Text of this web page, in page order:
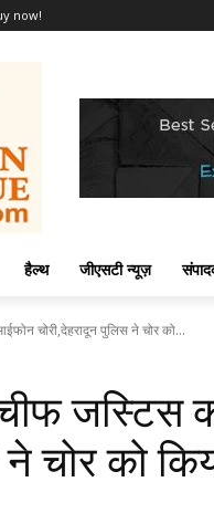
now!
हैल्थ जीएसटी न्यूज़
चोरी,देहरादून पुलिस ने चोर को...
चीफ जस्टिस
चोर को